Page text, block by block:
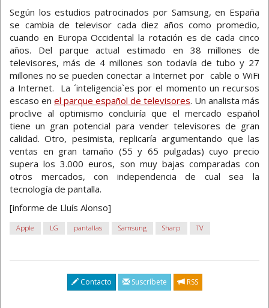
Según los estudios patrocinados por Samsung, en España
se cambia de televisor cada diez años como promedio,
cuando en Europa Occidental la rotación es de cada cinco
años. Del parque actual estimado en 38 millones de
televisores, más de 4 millones son todavía de tubo y 27
millones no se pueden conectar a Internet por cable o WiFi
a Internet. La ´inteligencia`es por el momento un recursos
escaso en el parque español de televisores. Un analista más
proclive al optimismo concluiría que el mercado español
tiene un gran potencial para vender televisores de gran
calidad. Otro, pesimista, replicaría argumentando que las
ventas en gran tamaño (55 y 65 pulgadas) cuyo precio
supera los 3.000 euros, son muy bajas comparadas con
otros mercados, con independencia de cual sea la
tecnología de pantalla.
[informe de Lluís Alonso]
Apple LG pantallas Samsung Sharp TV
Contacto Suscríbete RSS